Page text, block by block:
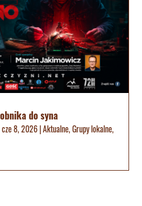
do syna
cze 8, 2026|Aktualne,Grupy lokalne,